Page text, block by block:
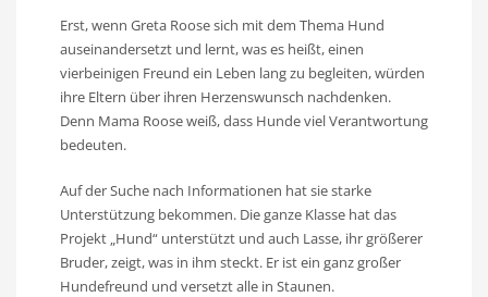
Erst, wenn Greta Roose sich mit dem Thema Hund
auseinandersetzt und lernt, was es heißt, einen
vierbeinigen Freund ein Leben lang zu begleiten, würden
ihre Eltern über ihren Herzenswunsch nachdenken.
Denn Mama Roose weiß, dass Hunde viel Verantwortung
bedeuten.
Auf der Suche nach Informationen hat sie starke
Unterstützung bekommen. Die ganze Klasse hat das
Projekt „Hund“ unterstützt und auch Lasse, ihr größerer
Bruder, zeigt, was in ihm steckt. Er ist ein ganz großer
Hundefreund und versetzt alle in Staunen.